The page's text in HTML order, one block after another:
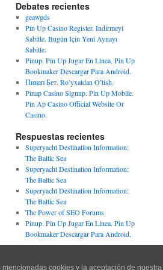
Debates recientes
geawgds
Pin Up Casino Register. Indirmeyi
Sabitle. Bugün Için Yeni Aynayı
Sabitle.
Pinup. Pin Up Jugar En Línea. Pin Up
Bookmaker Descargar Para Android.
Пинап Бет. Ro’yxatdan O’tish.
Pinap Casino Signup. Pin Up Mobile.
Pin Ap Casino Official Website Or
Casino.
Respuestas recientes
Superyacht Destination Information:
The Baltic Sea
Superyacht Destination Information:
The Baltic Sea
Superyacht Destination Information:
The Baltic Sea
The Power of SEO Forums
Pinup. Pin Up Jugar En Línea. Pin Up
Bookmaker Descargar Para Android.
Funciona gracias a WordPress.
cookies y la aceptación de nuestra